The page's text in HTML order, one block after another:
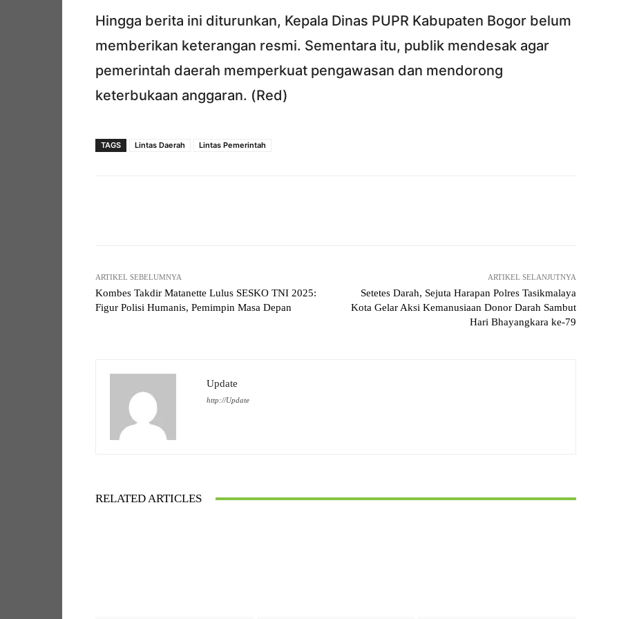
Hingga berita ini diturunkan, Kepala Dinas PUPR Kabupaten Bogor belum
memberikan keterangan resmi. Sementara itu, publik mendesak agar
pemerintah daerah memperkuat pengawasan dan mendorong
keterbukaan anggaran. (Red)
TAGS Lintas Daerah Lintas Pemerintah
ARTIKEL SEBELUMNYA
Kombes Takdir Matanette Lulus SESKO TNI 2025:
Figur Polisi Humanis, Pemimpin Masa Depan
ARTIKEL SELANJUTNYA
Setetes Darah, Sejuta Harapan Polres Tasikmalaya
Kota Gelar Aksi Kemanusiaan Donor Darah Sambut
Hari Bhayangkara ke-79
Update
http://Update
RELATED ARTICLES